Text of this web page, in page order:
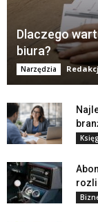
Dlaczego
biura?
Narzędzia